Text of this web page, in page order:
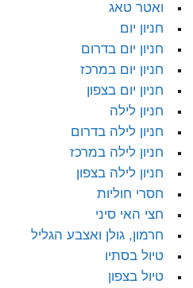
ואטר טאג
חניון יום
חניון יום בדרום
חניון יום במרכז
חניון יום בצפון
חניון לילה
חניון לילה בדרום
חניון לילה במרכז
חניון לילה בצפון
חסרי חוליות
חצי האי סיני
חרמון, גולן ואצבע הגליל
טיול בסתיו
טיול בצפון